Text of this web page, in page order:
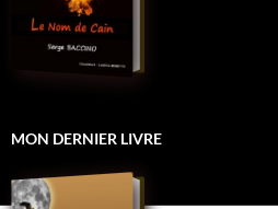
MON DERNIER LIVRE